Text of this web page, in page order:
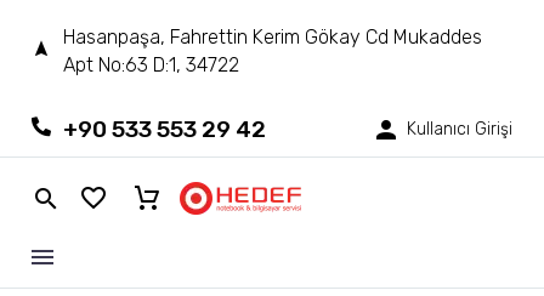
Hasanpaşa, Fahrettin Kerim Gökay Cd Mukaddes
Apt No:63 D:1, 34722
+90 533 553 29 42 Kullanıcı Girişi